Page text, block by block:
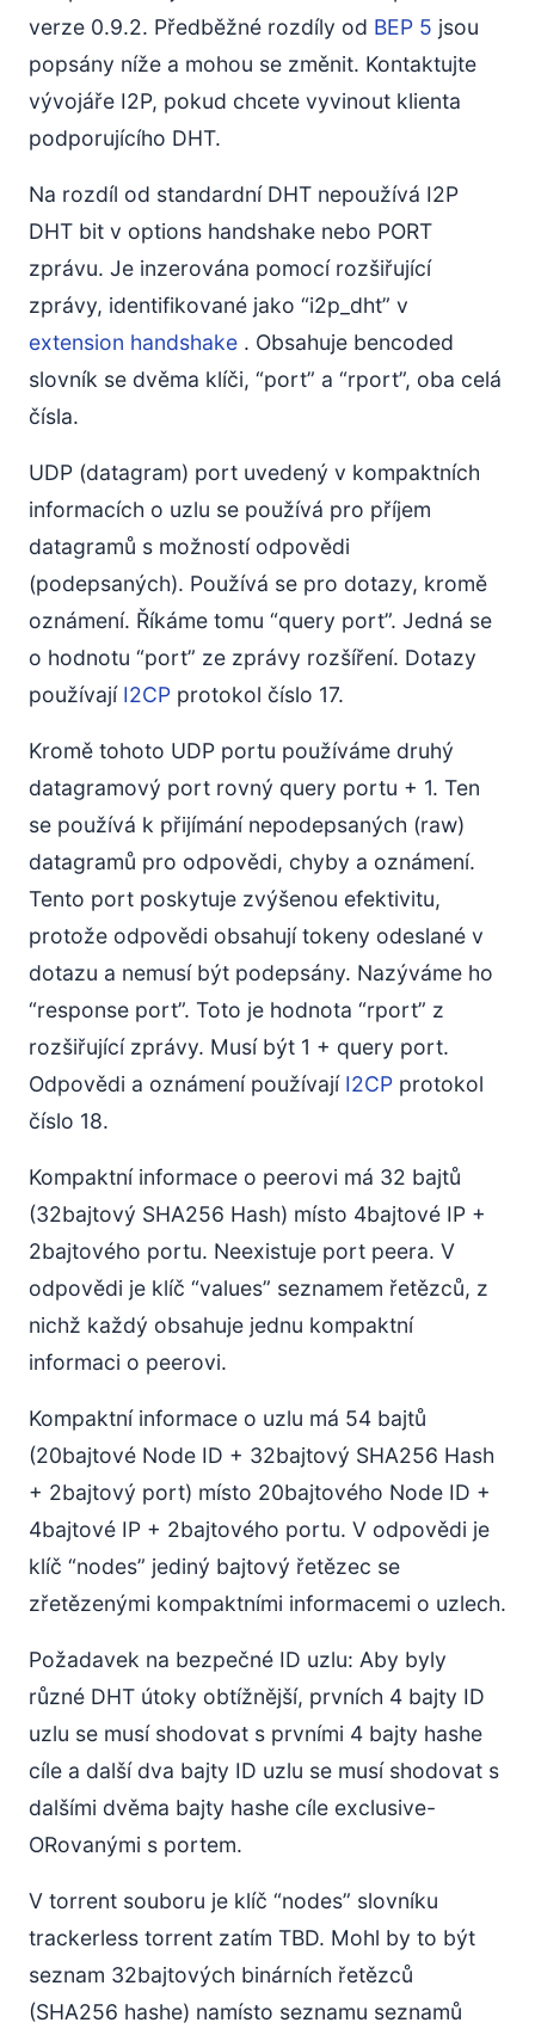
verze 0.9.2. Předběžné rozdíly od BEP 5 jsou
popsány níže a mohou se změnit. Kontaktujte
vývojáře I2P, pokud chcete vyvinout klienta
podporujícího DHT.
Na rozdíl od standardní DHT nepoužívá I2P
DHT bit v options handshake nebo PORT
zprávu. Je inzerována pomocí rozšiřující
zprávy, identifikované jako “i2p_dht” v
extension handshake . Obsahuje bencoded
slovník se dvěma klíči, “port” a “rport”, oba celá
čísla.
UDP (datagram) port uvedený v kompaktních
informacích o uzlu se používá pro příjem
datagramů s možností odpovědi
(podepsaných). Používá se pro dotazy, kromě
oznámení. Říkáme tomu “query port”. Jedná se
o hodnotu “port” ze zprávy rozšíření. Dotazy
používají I2CP protokol číslo 17.
Kromě tohoto UDP portu používáme druhý
datagramový port rovný query portu + 1. Ten
se používá k přijímání nepodepsaných (raw)
datagramů pro odpovědi, chyby a oznámení.
Tento port poskytuje zvýšenou efektivitu,
protože odpovědi obsahují tokeny odeslané v
dotazu a nemusí být podepsány. Nazýváme ho
“response port”. Toto je hodnota “rport” z
rozšiřující zprávy. Musí být 1 + query port.
Odpovědi a oznámení používají I2CP protokol
číslo 18.
Kompaktní informace o peerovi má 32 bajtů
(32bajtový SHA256 Hash) místo 4bajtové IP +
2bajtového portu. Neexistuje port peera. V
odpovědi je klíč “values” seznamem řetězců, z
nichž každý obsahuje jednu kompaktní
informaci o peerovi.
Kompaktní informace o uzlu má 54 bajtů
(20bajtové Node ID + 32bajtový SHA256 Hash
+ 2bajtový port) místo 20bajtového Node ID +
4bajtové IP + 2bajtového portu. V odpovědi je
klíč “nodes” jediný bajtový řetězec se
zřetězenými kompaktními informacemi o uzlech.
Požadavek na bezpečné ID uzlu: Aby byly
různé DHT útoky obtížnější, prvních 4 bajty ID
uzlu se musí shodovat s prvními 4 bajty hashe
cíle a další dva bajty ID uzlu se musí shodovat s
dalšími dvěma bajty hashe cíle exclusive-
ORovanými s portem.
V torrent souboru je klíč “nodes” slovníku
trackerless torrent zatím TBD. Mohl by to být
seznam 32bajtových binárních řetězců
(SHA256 hashe) namísto seznamu seznamů